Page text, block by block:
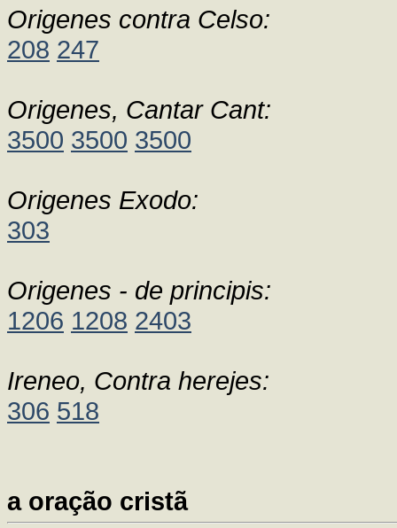
Origenes contra Celso:
208 247
Origenes, Cantar Cant:
3500 3500 3500
Origenes Exodo:
303
Origenes - de principis:
1206 1208 2403
Ireneo, Contra herejes:
306 518
a oração cristã